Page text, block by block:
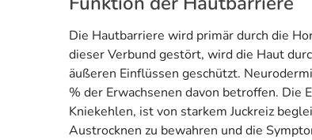
Die Hautbarriere wird primär durch die
dieser Verbund gestört, wird die Haut
äußeren Einflüssen geschützt.
% der Erwachsenen davon betroffen. Die
Kniekehlen, ist von starkem Juckreiz
Austrocknen zu bewahren und die